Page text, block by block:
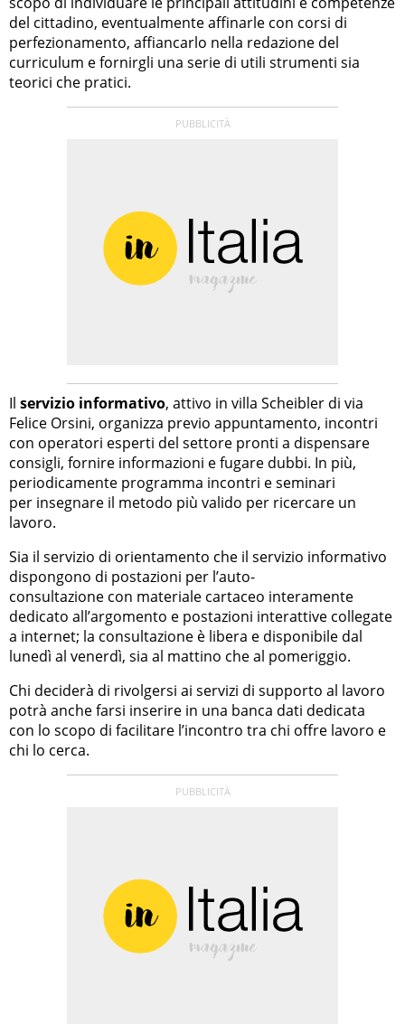
del cittadino, eventualmente affinarle con corsi di
perfezionamento, affiancarlo nella redazione del
curriculum e fornirgli una serie di utili strumenti sia
teorici che pratici.
Il servizio informativo, attivo in villa Scheibler di via
Felice Orsini, organizza previo appuntamento, incontri
con operatori esperti del settore pronti a dispensare
consigli, fornire informazioni e fugare dubbi. In più,
periodicamente programma incontri e seminari
per insegnare il metodo più valido per ricercare un
lavoro.
Sia il servizio di orientamento che il servizio informativo
dispongono di postazioni per l’auto-
consultazione con materiale cartaceo interamente
dedicato all’argomento e postazioni interattive collegate
a internet; la consultazione è libera e disponibile dal
lunedì al venerdì, sia al mattino che al pomeriggio.
Chi deciderà di rivolgersi ai servizi di supporto al lavoro
potrà anche farsi inserire in una banca dati dedicata
con lo scopo di facilitare l’incontro tra chi offre lavoro e
chi lo cerca.